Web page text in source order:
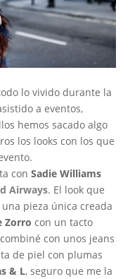
lo vivido durante la
a eventos,
hemos sacado algo
los looks con los que
con Sadie Williams
Airways. El look que
pieza única creada
Zorro con un tacto
con unos jeans
de piel con plumas
& L, seguro que me la